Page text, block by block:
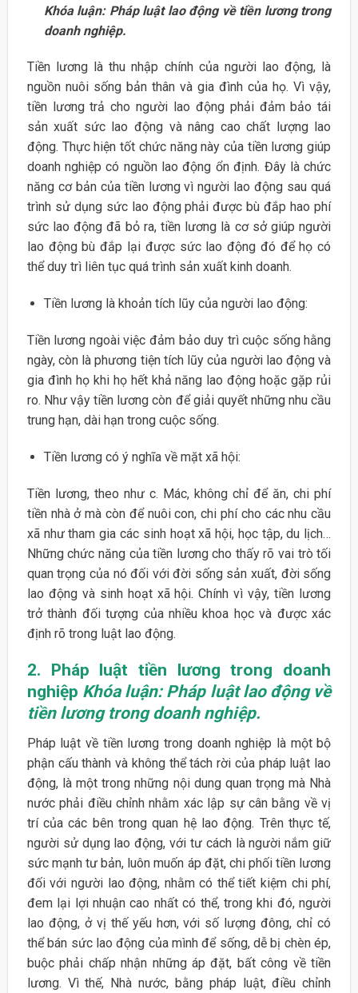
Khóa luận: Pháp luật lao động về tiền lương trong
doanh nghiệp.
Tiền lương là thu nhập chính của người lao động, là
nguồn nuôi sống bản thân và gia đình của họ. Vì vậy,
tiền lương trả cho người lao động phải đảm bảo tái
sản xuất sức lao động và nâng cao chất lượng lao
động. Thực hiện tốt chức năng này của tiền lương giúp
doanh nghiệp có nguồn lao động ổn định. Đây là chức
năng cơ bản của tiền lương vì người lao động sau quá
trình sử dụng sức lao động phải được bù đắp hao phí
sức lao động đã bỏ ra, tiền lương là cơ sở giúp người
lao động bù đắp lại được sức lao động đó để họ có
thể duy trì liên tục quá trình sản xuất kinh doanh.
Tiền lương là khoản tích lũy của người lao động:
Tiền lương ngoài việc đảm bảo duy trì cuộc sống hằng
ngày, còn là phương tiện tích lũy của người lao động và
gia đình họ khi họ hết khả năng lao động hoặc gặp rủi
ro. Như vậy tiền lương còn để giải quyết những nhu cầu
trung hạn, dài hạn trong cuộc sống.
Tiền lương có ý nghĩa về mặt xã hội:
Tiền lương, theo như c. Mác, không chỉ để ăn, chi phí
tiền nhà ở mà còn để nuôi con, chi phí cho các nhu cầu
xã như tham gia các sinh hoạt xã hội, học tập, du lịch…
Những chức năng của tiền lương cho thấy rõ vai trò tối
quan trọng của nó đối với đời sống sản xuất, đời sống
lao động và sinh hoạt xã hội. Chính vì vậy, tiền lương
trở thành đối tượng của nhiều khoa học và được xác
định rõ trong luật lao động.
2. Pháp luật tiền lương trong doanh
nghiệp Khóa luận: Pháp luật lao động về
tiền lương trong doanh nghiệp.
Pháp luật về tiền lương trong doanh nghiệp là một bộ
phận cấu thành và không thể tách rời của pháp luật lao
động, là một trong những nội dung quan trọng mà Nhà
nước phải điều chỉnh nhằm xác lập sự cân bằng về vị
trí của các bên trong quan hệ lao động. Trên thực tế,
người sử dụng lao động, với tư cách là người nắm giữ
sức mạnh tư bản, luôn muốn áp đặt, chi phối tiền lương
đối với người lao động, nhằm có thể tiết kiệm chi phí,
đem lại lợi nhuận cao nhất có thể, trong khi đó, người
lao động, ở vị thế yếu hơn, với số lượng đông, chỉ có
thể bán sức lao động của mình để sống, dễ bị chèn ép,
buộc phải chấp nhận những áp đặt, bất công về tiền
lương. Vì thế, Nhà nước, bằng pháp luật, điều chỉnh